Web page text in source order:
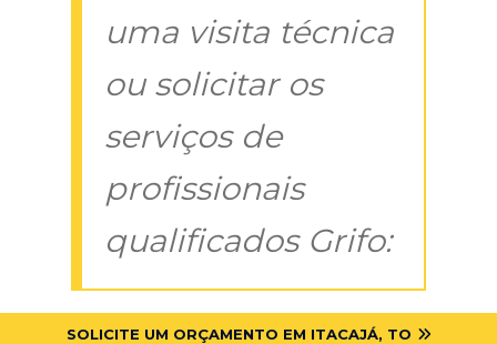
uma visita técnica
ou solicitar os
serviços de
profissionais
qualificados Grifo:
SOLICITE UM ORÇAMENTO EM ITACAJÁ, TO